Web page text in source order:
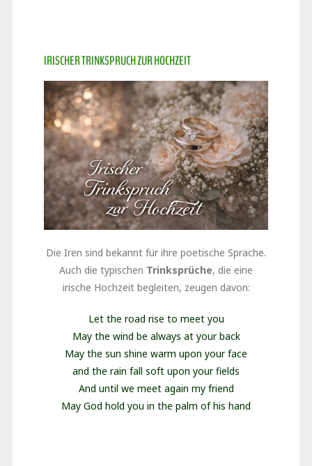
IRISCHER TRINKSPRUCH ZUR HOCHZEIT
Die Iren sind bekannt für ihre poetische Sprache.
Auch die typischen Trinksprüche, die eine
irische Hochzeit begleiten, zeugen davon:
Let the road rise to meet you
May the wind be always at your back
May the sun shine warm upon your face
and the rain fall soft upon your fields
And until we meet again my friend
May God hold you in the palm of his hand